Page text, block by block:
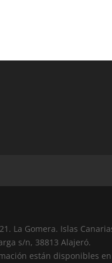
La Gomera. Islas
s/n, 38813 Alajeró.
están disponibles